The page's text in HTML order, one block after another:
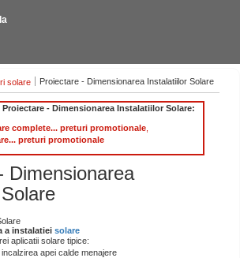
solare Proiectare - Dimensionarea Instalatiilor Solare
- Dimensionarea Instalatiilor Solare:
complete... preturi promotionale
preturi promotionale
Dimensionarea
a instalatiei solare
aplicatii solare tipice:
apei calde menajere